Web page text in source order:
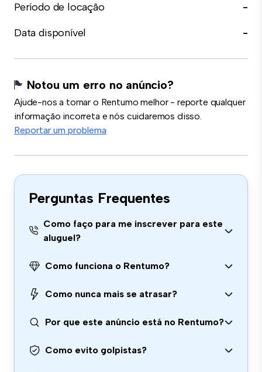
Período de locação
-
Data disponível
-
Notou um erro no anúncio?
Ajude-nos a tornar o Rentumo melhor - reporte qualquer
informação incorreta e nós cuidaremos disso.
Reportar um problema
Perguntas Frequentes
Como faço para me inscrever para este
aluguel?
Como funciona o Rentumo?
Como nunca mais se atrasar?
Por que este anúncio está no Rentumo?
Como evito golpistas?